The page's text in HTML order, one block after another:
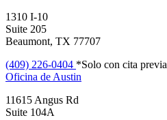
1310 I-10
Suite 205
Beaumont, TX 77707
(409) 226-0404 *Solo con cita previa
Oficina de Austin
11615 Angus Rd
Suite 104A